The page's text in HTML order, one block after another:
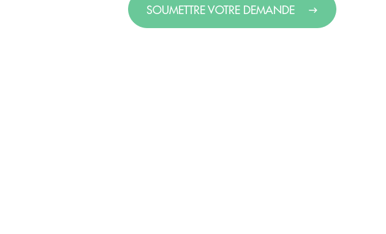
SOUMETTRE VOTRE DEMANDE